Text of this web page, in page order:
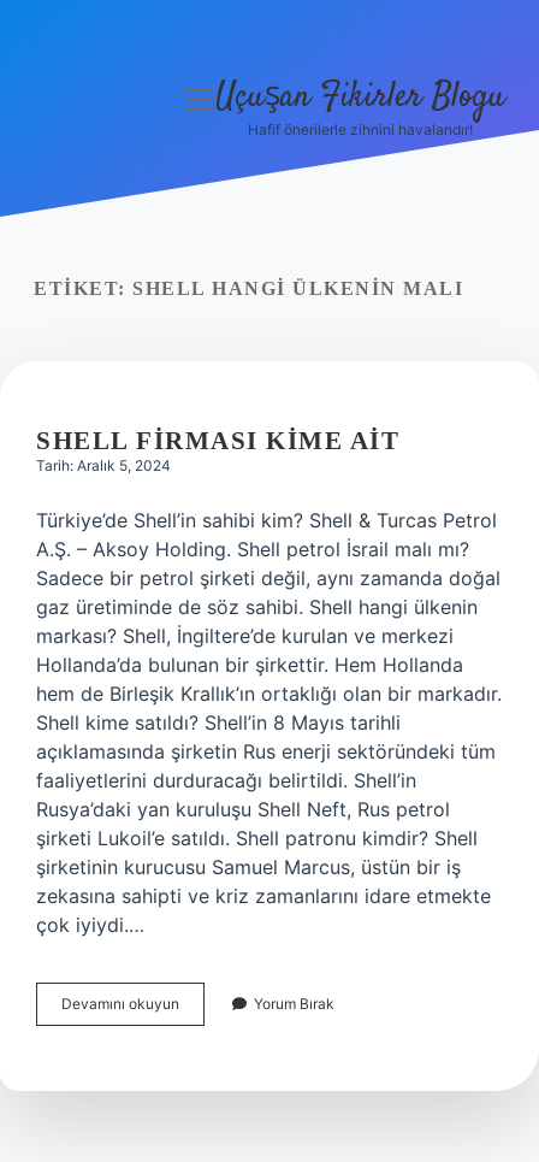
Yasal Uyarı
menüyü
Uçuşan Fikirler Blogu
Hafif önerilerle zihnini havalandır!
ETIKET: SHELL HANGI ÜLKENIN MALI
SHELL FIRMASI KIME AIT
Tarih: Aralık 5, 2024
Türkiye’de Shell’in sahibi kim? Shell & Turcas Petrol
A.Ş. – Aksoy Holding. Shell petrol İsrail malı mı?
Sadece bir petrol şirketi değil, aynı zamanda doğal
gaz üretiminde de söz sahibi. Shell hangi ülkenin
markası? Shell, İngiltere’de kurulan ve merkezi
Hollanda’da bulunan bir şirkettir. Hem Hollanda
hem de Birleşik Krallık’ın ortaklığı olan bir markadır.
Shell kime satıldı? Shell’in 8 Mayıs tarihli
açıklamasında şirketin Rus enerji sektöründeki tüm
faaliyetlerini durduracağı belirtildi. Shell’in
Rusya’daki yan kuruluşu Shell Neft, Rus petrol
şirketi Lukoil’e satıldı. Shell patronu kimdir? Shell
şirketinin kurucusu Samuel Marcus, üstün bir iş
zekasına sahipti ve kriz zamanlarını idare etmekte
çok iyiydi.…
Devamını okuyun
Firması
Yorum Bırak